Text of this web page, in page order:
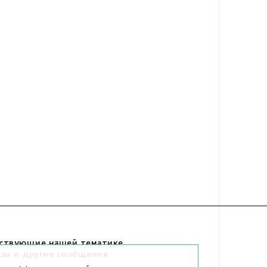
нашей тематике
и другие сообщения